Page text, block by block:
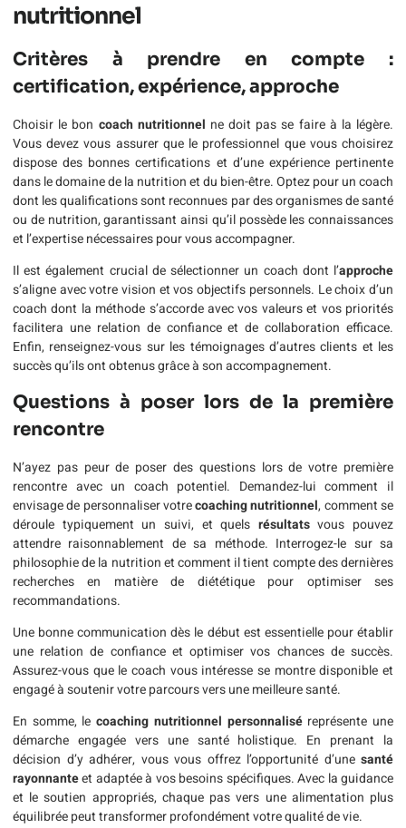
nutritionnel
Critères à prendre en compte :
certification, expérience, approche
Choisir le bon coach nutritionnel ne doit pas se faire à la légère.
Vous devez vous assurer que le professionnel que vous choisirez
dispose des bonnes certifications et d’une expérience pertinente
dans le domaine de la nutrition et du bien-être. Optez pour un coach
dont les qualifications sont reconnues par des organismes de santé
ou de nutrition, garantissant ainsi qu’il possède les connaissances
et l’expertise nécessaires pour vous accompagner.
Il est également crucial de sélectionner un coach dont l’approche
s’aligne avec votre vision et vos objectifs personnels. Le choix d’un
coach dont la méthode s’accorde avec vos valeurs et vos priorités
facilitera une relation de confiance et de collaboration efficace.
Enfin, renseignez-vous sur les témoignages d’autres clients et les
succès qu’ils ont obtenus grâce à son accompagnement.
Questions à poser lors de la première
rencontre
N’ayez pas peur de poser des questions lors de votre première
rencontre avec un coach potentiel. Demandez-lui comment il
envisage de personnaliser votrecoaching nutritionnel, comment se
déroule typiquement un suivi, et quels résultatsvous pouvez
attendre raisonnablement de sa méthode. Interrogez-le sur sa
philosophie de la nutrition et comment il tient compte des dernières
recherches en matière de diététique pour optimiser ses
recommandations.
Une bonne communication dès le début est essentielle pour établir
une relation de confiance et optimiser vos chances de succès.
Assurez-vous que le coach vous intéresse se montre disponible et
engagé à soutenir votre parcours vers une meilleure santé.
En somme, lecoaching nutritionnel personnaliséreprésente une
démarche engagée vers une santé holistique. En prenant la
décision d’y adhérer, vous vous offrez l’opportunité d’une santé
rayonnanteet adaptée à vos besoins spécifiques. Avec la guidance
et le soutien appropriés, chaque pas vers une alimentation plus
équilibrée peut transformer profondément votre qualité de vie.